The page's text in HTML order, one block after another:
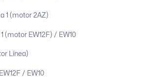
a 1 (motor 2AZ)
1 (motor EW12F) / EW10
Línea)
/ EW10